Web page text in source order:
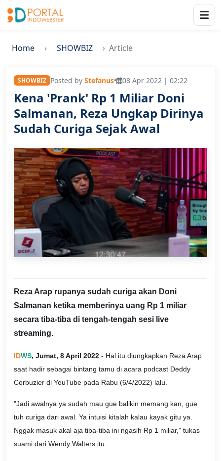
Home SHOWBIZ Article
SHOWBIZ Posted by Stefanus• 08 Apr 2022 | 02:22
Kena 'Prank' Rp 1 Miliar Doni
Salmanan, Reza Ungkap Dirinya
Sudah Curiga Sejak Awal
Reza Arap rupanya sudah curiga akan Doni
Salmanan ketika memberinya uang Rp 1 miliar
secara tiba-tiba di tengah-tengah sesi live
streaming.
IDWS, Jumat, 8 April 2022 - Hal itu diungkapkan Reza Arap
saat hadir sebagai bintang tamu di acara podcast Deddy
Corbuzier di YouTube pada Rabu (6/4/2022) lalu.
"Jadi awalnya ya sudah mau gue balikin memang kan, gue
tuh curiga dari awal. Ya intuisi kitalah kalau kayak gitu ya.
Nggak masuk akal aja tiba-tiba ini ngasih Rp 1 miliar," tukas
suami dari Wendy Walters itu.